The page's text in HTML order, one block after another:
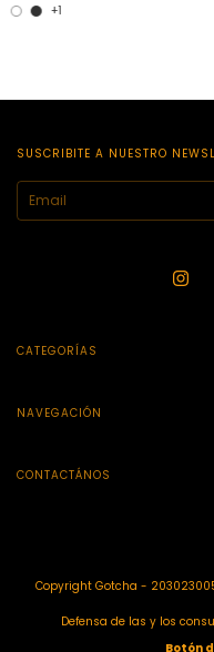
+1
SUSCRIBITE A NUESTRO
CATEGORÍAS
NAVEGACIÓN
CONTACTÁNOS
Copyright Gotcha -
Defensa de las y los
Botón